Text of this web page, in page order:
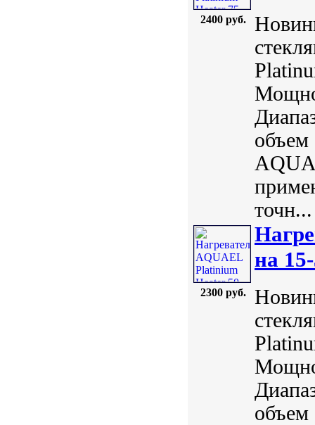
2400 руб.
объем
точн...
2300 руб.
на
объем